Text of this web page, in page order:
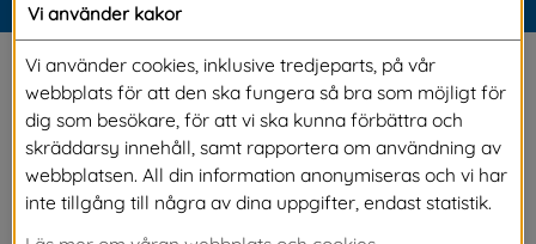
Meny
Stöd till familjen
Har du problem i din familj eller är du orolig för
att ett barn i din närhet inte har det bra i sitt
hem? Oavsett om du behöver hjälp för egen
Vi använder kakor
Vi använder cookies, inklusive tredjeparts, på vår
webbplats för att den ska fungera så bra som möjligt för
dig som besökare, för att vi ska kunna förbättra och
skräddarsy innehåll, samt rapportera om användning av
webbplatsen. All din information anonymiseras och vi har
inte tillgång till några av dina uppgifter, endast statistik.